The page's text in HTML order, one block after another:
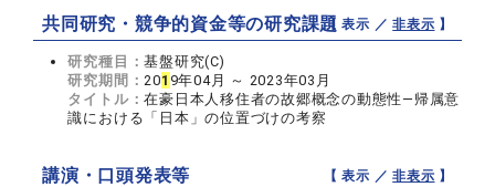
共同研究・競争的資金等の研究課題【 表示 ／非表示 】
研究種目：基盤研究(C)
研究期間：201 9年04月 ～ 2023年03月
タイトル：在豪日本人移住者の故郷概念の動態性―帰属意
識における「日本」の位置づけの考察
講演・口頭発表等 【 表示 ／非表示 】